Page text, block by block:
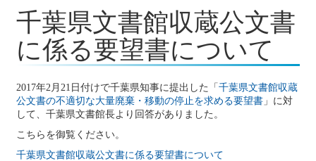
千葉県文書館収蔵公文書
に係る要望書について
2017年2月21日付けで千葉県知事に提出した「 千葉県文書館収蔵
公文書の不適切な大量廃棄・移動の停止を求める要望書 」に対
して、千葉県文書館長より回答がありました。
こちらを御覧ください。
千葉県文書館収蔵公文書に係る要望書について